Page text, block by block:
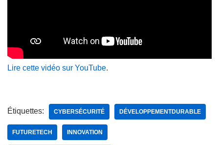
Lire cette vidéo sur YouTube.
Étiquettes: CYBERSÉCURITÉ DÉVELOPPEMENTDURABLE
FUTURETECH INNOVATION